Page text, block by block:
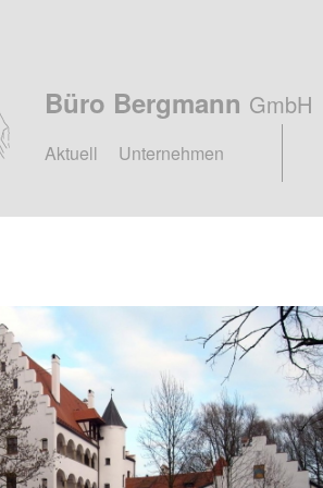
Büro Bergmann GmbH
Zum
primären
springen
Zum
sekundären
springen
Aktuell Unternehmen